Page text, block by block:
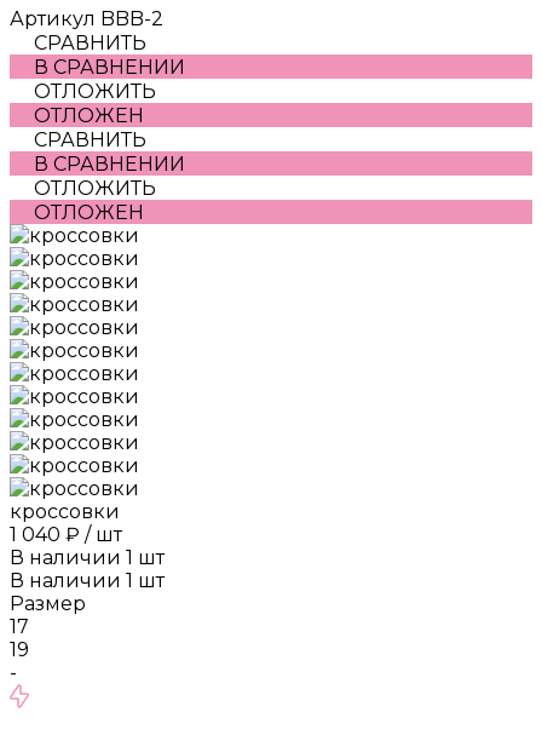
Артикул BBB-2
СРАВНИТЬ
В СРАВНЕНИИ
ОТЛОЖИТЬ
ОТЛОЖЕН
СРАВНИТЬ
В СРАВНЕНИИ
ОТЛОЖИТЬ
ОТЛОЖЕН
кроссовки
1 040 ₽ / шт
В наличии 1 шт
В наличии 1 шт
Размер
17
19
-